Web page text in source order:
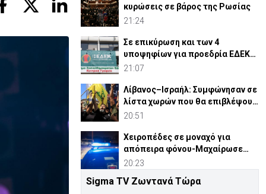
κυρώσεις σε βάρος της Ρωσίας
21:24
Σε επικύρωση και των 4
υποψηφίων για προεδρία ΕΔΕΚ
καλεί ο Κ. Μαυρονικόλας
21:07
Λίβανος–Ισραήλ: Συμφώνησαν σε
λίστα χωρών που θα επιβλέψουν
αφοπλισμό Χεζμπολά
20:51
Χειροπέδες σε μοναχό για
απόπειρα φόνου-Μαχαίρωσε
στο λαιμό 53χρονο
20:23
Β. Κορέα: Σούπα με κρέας σκύλου
Sigma TV Ζωντανά Τώρα